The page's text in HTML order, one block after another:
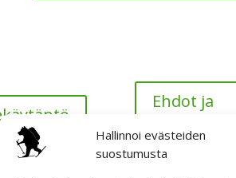
Hallinnoi evästeiden
suostumusta
Ehdot ja
Palautukset